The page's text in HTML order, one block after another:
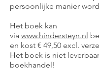
persoonlijke manier
Het boek kan
via www.hindersteyn.nl
en kost € 49,50 excl.
Het boek is niet
boekhandel!